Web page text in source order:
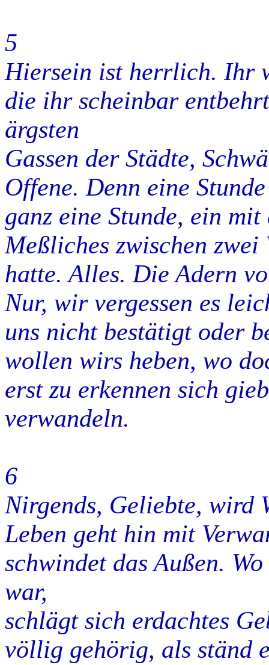
5
Hiersein ist herrlich. Ihr
die ihr scheinbar
ärgsten
Gassen der Städte,
Offene. Denn eine
ganz eine Stunde, ein
Meßliches zwischen
hatte. Alles. Die Adern
Nur, wir vergessen es
uns nicht bestätigt oder
wollen wirs heben, wo
erst zu erkennen sich
verwandeln.
6
Nirgends, Geliebte, wird
Leben geht hin mit
schwindet das Außen.
war,
schlägt sich erdachtes
völlig gehörig, als ständ